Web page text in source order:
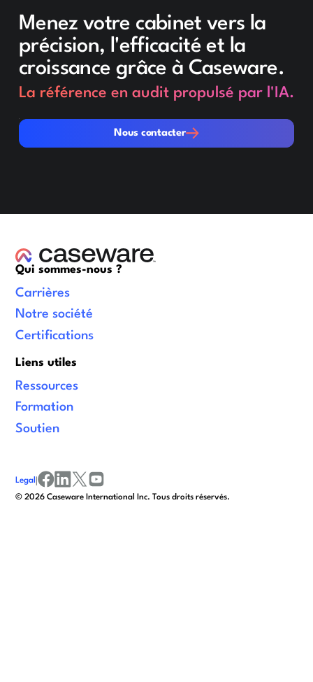
Menez votre cabinet vers la
précision, l'efficacité et la
croissance grâce à Caseware.
La référence en audit propulsé par l'IA.
Nous contacter
Nous contacter
Qui sommes-nous ?
Carrières
Notre société
Certifications
Liens utiles
Ressources
Formation
Soutien
© 2026 Caseware International Inc. Tous droits réservés.
Legal |
facebook
linkedinx/twitter
youtube